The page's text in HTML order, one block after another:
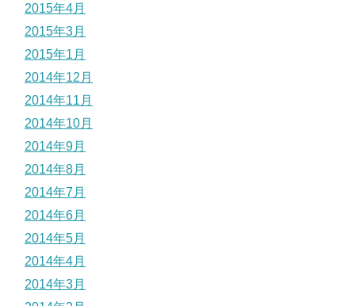
2015年4月
2015年3月
2015年1月
2014年12月
2014年11月
2014年10月
2014年9月
2014年8月
2014年7月
2014年6月
2014年5月
2014年4月
2014年3月